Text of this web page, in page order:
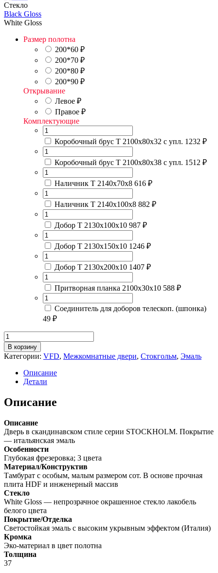
Стекло
Black Gloss
White Gloss
Размер полотна
200*60 ₽
200*70 ₽
200*80 ₽
200*90 ₽
Открывание
Левое ₽
Правое ₽
Комплектующие
Коробочный брус Т 2100х80х32 с упл. 1232 ₽
Коробочный брус Т 2100х80х38 с упл. 1512 ₽
Наличник Т 2140х70х8 616 ₽
Наличник Т 2140х100х8 882 ₽
Добор Т 2130х100х10 987 ₽
Добор Т 2130х150х10 1246 ₽
Добор Т 2130х200х10 1407 ₽
Притворная планка 2100х30х10 588 ₽
Соединитель для доборов телескоп. (шпонка)
49 ₽
Количество
товара
NIUTA
ETTIVORY
WHITE
GLOSS
В корзину
Категории: VFD, Межкомнатные двери, Стокгольм, Эмаль
Описание
Детали
Описание
Описание
Дверь в скандинавском стиле серии STOCKHOLM. Покрытие
— итальянская эмаль
Особенности
Глубокая фрезеровка; 3 цвета
Материал/Конструктив
Тамбурат с особым, малым размером сот. В основе прочная
плита HDF и инженерный массив
Стекло
White Gloss — непрозрачное окрашенное стекло лакобель
белого цвета
Покрытие/Отделка
Светостойкая эмаль с высоким укрывным эффектом (Италия)
Кромка
Эко-материал в цвет полотна
Толщина
37